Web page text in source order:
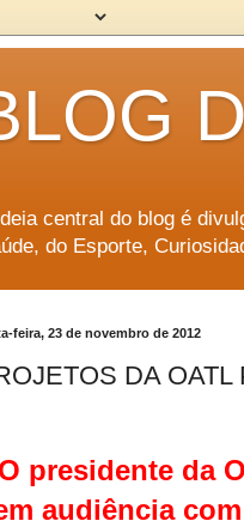
central do blog é
do Esporte,
feira, 23 de novembro de 2012
DA
O presidente da
audiência